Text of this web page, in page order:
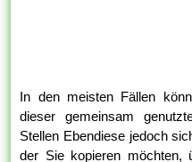
In den meisten Fällen
dieser gemeinsam
Stellen Ebendiese jedoch
der Sie kopieren möchten,